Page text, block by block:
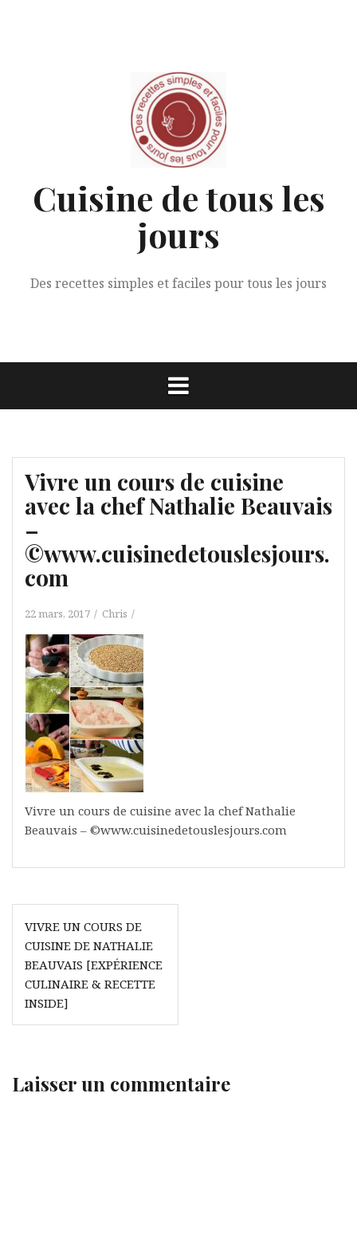
Cuisine de tous les
jours
Des recettes simples et faciles pour tous les jours
Vivre un cours de cuisine
avec la chef Nathalie Beauvais
–
©www.cuisinedetouslesjours.
com
22 mars, 2017 Chris
Vivre un cours de cuisine avec la chef Nathalie
Beauvais – ©www.cuisinedetouslesjours.com
Navigation
de
l’article
VIVRE UN COURS DE
CUISINE DE NATHALIE
BEAUVAIS [EXPÉRIENCE
CULINAIRE & RECETTE
INSIDE]
Laisser un commentaire